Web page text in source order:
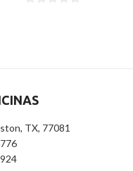
TX, 77081